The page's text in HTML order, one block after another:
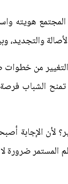
هويته
والتجديد،
التغيير من
الشباب
لأن الإجابة
ضرورة لا